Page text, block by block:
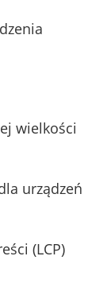
wielkości
urządzeń
(LCP)